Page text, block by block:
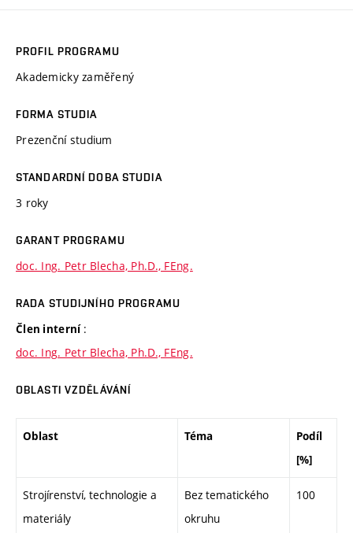
PROFIL PROGRAMU
Akademicky zaměřený
FORMA STUDIA
Prezenční studium
STANDARDNÍ DOBA STUDIA
3 roky
GARANT PROGRAMU
doc. Ing. Petr Blecha, Ph.D., FEng.
RADA STUDIJNÍHO PROGRAMU
Člen interní :
doc. Ing. Petr Blecha, Ph.D., FEng.
OBLASTI VZDĚLÁVÁNÍ
Oblast Téma
Podíl
[%]
Strojírenství, technologie a
materiály
Bez tematického
okruhu
100